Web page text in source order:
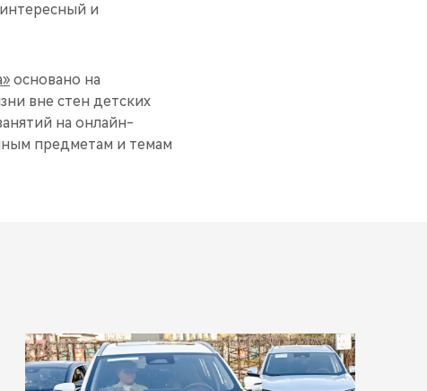
и
основано на
вне стен детских
на онлайн-
предметам и темам